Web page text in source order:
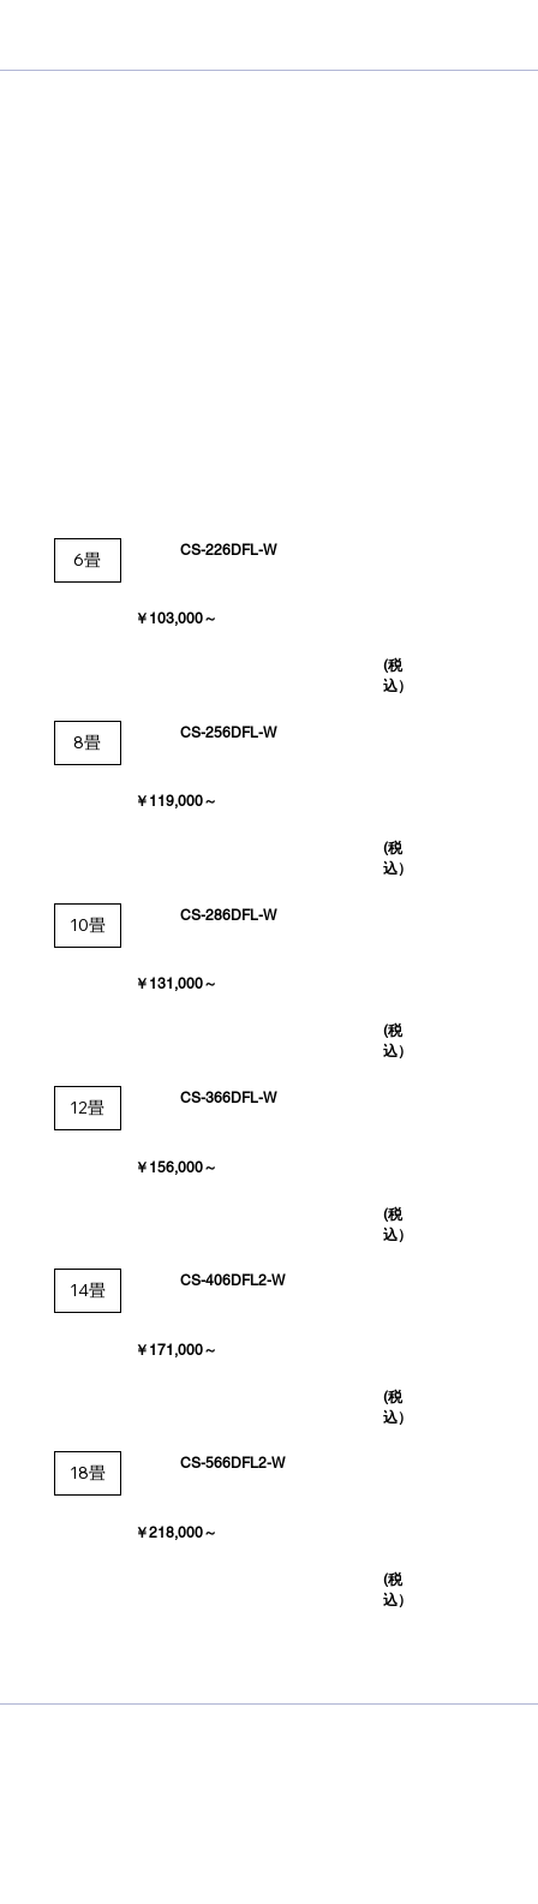
6畳 CS-226DFL-W
￥103,000～
(税
込）
8畳 CS-256DFL-W
￥119,000～
(税
込）
10畳 CS-286DFL-W
￥131,000～
(税
込）
12畳 CS-366DFL-W
￥156,000～
(税
込）
14畳 CS-406DFL2-W
￥171,000～
(税
込）
18畳 CS-566DFL2-W
￥218,000～
(税
込）